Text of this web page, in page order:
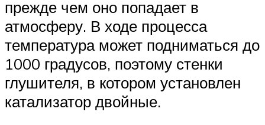
прежде чем оно попадает в
атмосферу. В ходе процесса
температура может подниматься до
1000 градусов, поэтому стенки
глушителя, в котором установлен
катализатор двойные.